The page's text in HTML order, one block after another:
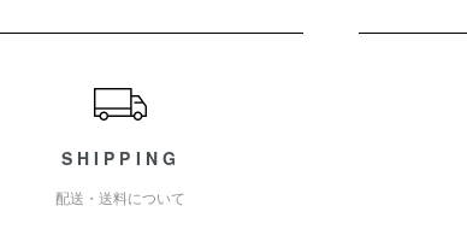
SHIPPING
配送・送料について